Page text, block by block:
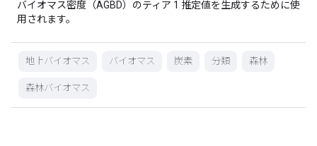
バイオマス密度（AGBD）のティア 1 推定値を生成するために使
用されます。
地上バイオマス バイオマス 炭素 分類 森林
森林バイオマス